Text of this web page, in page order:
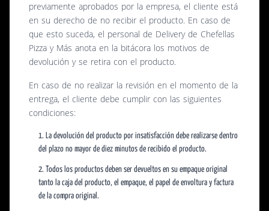
previamente aprobados por la empresa, el cliente está
en su derecho de no recibir el producto. En caso de
que esto suceda, el personal de Delivery de Chefellas
Pizza y Más anota en la bitácora los motivos de
devolución y se retira con el producto.
En caso de no realizar la revisión en el momento de la
entrega, el cliente debe cumplir con las siguientes
condiciones:
La devolución del producto por insatisfacción debe realizarse dentro
del plazo no mayor de diez minutos de recibido el producto.
Todos los productos deben ser devueltos en su empaque original
tanto la caja del producto, el empaque, el papel de envoltura y factura
de la compra original.